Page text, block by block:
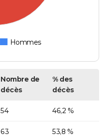
Hommes
Nombre de
décès
% des
décès
54 46,2 %
63 53,8 %